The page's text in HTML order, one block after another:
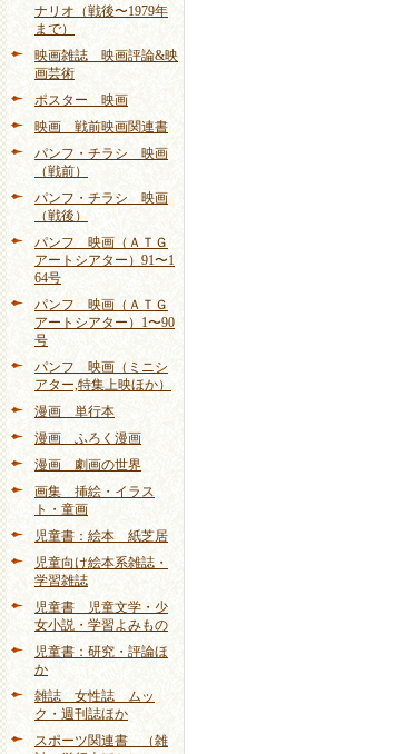
ナリオ（戦後〜1979年
まで）
映画雑誌 映画評論&映
画芸術
ポスター 映画
映画 戦前映画関連書
パンフ・チラシ 映画
（戦前）
パンフ・チラシ 映画
（戦後）
パンフ 映画（ＡＴＧ
アートシアター）91〜1
64号
パンフ 映画（ＡＴＧ
アートシアター）1〜90
号
パンフ 映画（ミニシ
アター,特集上映ほか）
漫画 単行本
漫画 ふろく漫画
漫画 劇画の世界
画集 挿絵・イラス
ト・童画
児童書：絵本 紙芝居
児童向け絵本系雑誌・
学習雑誌
児童書 児童文学・少
女小説・学習よみもの
児童書：研究・評論ほ
か
雑誌 女性誌 ムッ
ク・週刊誌ほか
スポーツ関連書 （雑